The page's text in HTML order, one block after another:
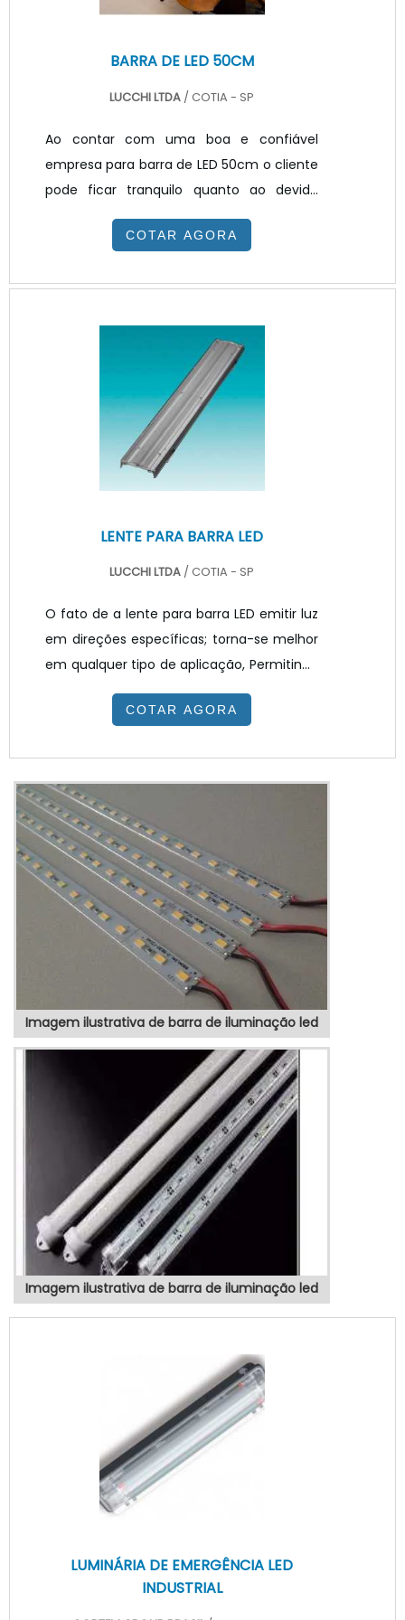
BARRA DE LED 50CM
LUCCHI LTDA / COTIA - SP
Ao contar com uma boa e confiável
empresa para barra de LED 50cm o cliente
pode ficar tranquilo quanto ao devido
atendimento da sua demanda, pois
seguramente a empresa irá recomendar
reflitam a qualidade da mesma.As
barra de LED também podem contar com
outra vantagem que é o preço, pois a
empresa ideal irá disponibilizar um valor
que seja justo e esteja de acordo com as...
COTAR AGORA
LENTE PARA BARRA LED
LUCCHI LTDA / COTIA - SP
O fato de a lente para barra LED emitir luz
em direções específicas; torna-se melhor
em qualquer tipo de aplicação, Permitindo
a orientação adequada da luz para os
planos de interesse; também apresenta
o fato de não apresentar vulnerabilidade
às vibrações ou rupturas. A lente para LED
é ideal para aqueles que buscam conciliar
qualidade a um preço justo, em que ...
COTAR AGORA
Imagem ilustrativa de barra de iluminação led
Imagem ilustrativa de barra de iluminação led
LUMINÁRIA DE EMERGÊNCIA LED
INDUSTRIAL